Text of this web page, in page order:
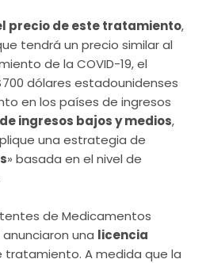
precio de este tratamiento,
tendrá un precio similar al
de la COVID-19, el
dólares estadounidenses
en los países de ingresos
ingresos bajos y medios,
una estrategia de
» basada en el nivel de
de Medicamentos
una licencia
tratamiento. A medida que la